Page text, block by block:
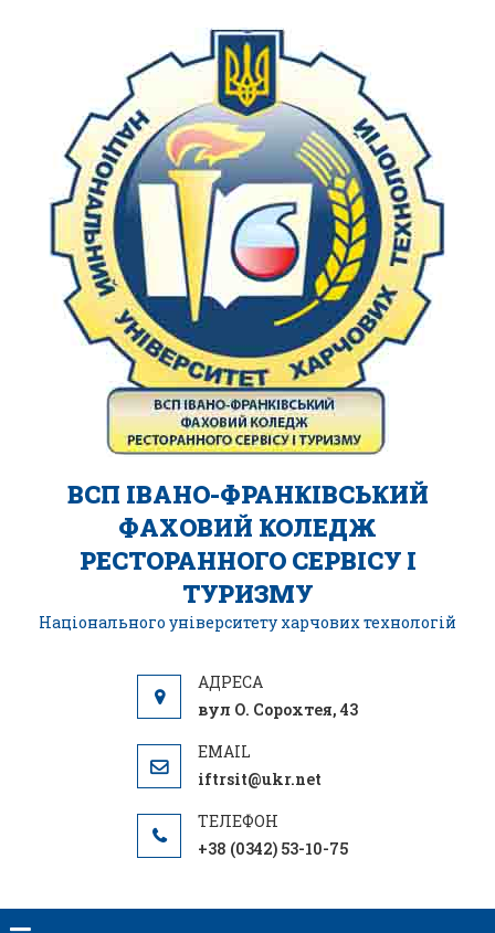
ВСП ІВАНО-ФРАНКІВСЬКИЙ
ФАХОВИЙ КОЛЕДЖ
РЕСТОРАННОГО СЕРВІСУ І
ТУРИЗМУ
Національного університету харчових технологій
вул О. Сорохтея, 43
iftrsit@ukr.net
+38 (0342) 53-10-75